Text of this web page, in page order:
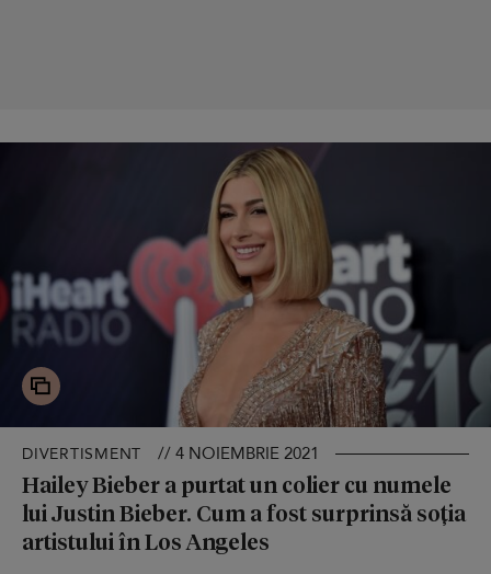
DIVERTISMENT // 4 NOIEMBRIE 2021
Hailey Bieber a purtat un colier cu numele
lui Justin Bieber. Cum a fost surprinsă soția
artistului în Los Angeles